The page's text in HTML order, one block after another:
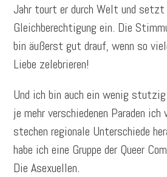
Jahr tourt er durch Welt und
Gleichberechtigung ein. Die
bin äußerst gut drauf, wenn so
Liebe zelebrieren!
Und ich bin auch ein wenig stutzig
je mehr verschiedenen Paraden
stechen regionale Unterschiede
habe ich eine Gruppe der Queer
Die Asexuellen.